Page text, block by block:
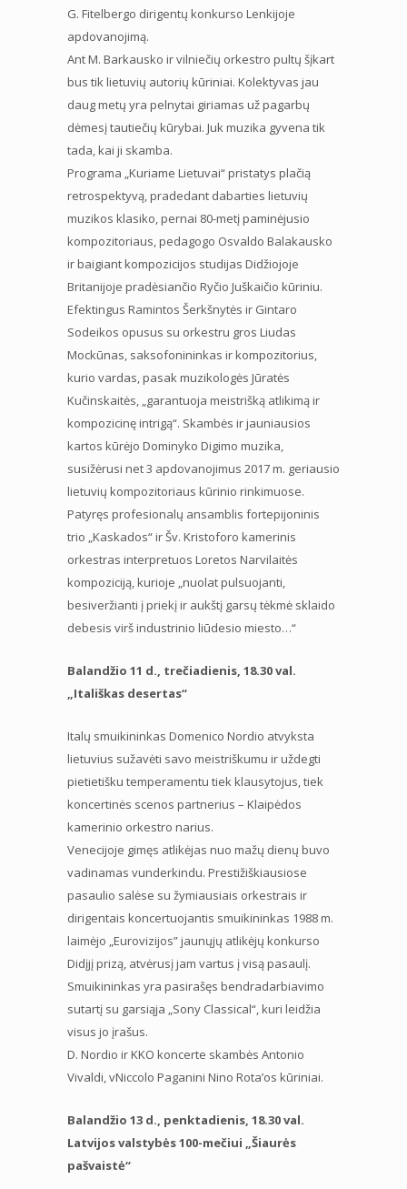
G. Fitelbergo dirigentų konkurso Lenkijoje
apdovanojimą.
Ant M. Barkausko ir vilniečių orkestro pultų šįkart
bus tik lietuvių autorių kūriniai. Kolektyvas jau
daug metų yra pelnytai giriamas už pagarbų
dėmesį tautiečių kūrybai. Juk muzika gyvena tik
tada, kai ji skamba.
Programa „Kuriame Lietuvai“ pristatys plačią
retrospektyvą, pradedant dabarties lietuvių
muzikos klasiko, pernai 80-metį paminėjusio
kompozitoriaus, pedagogo Osvaldo Balakausko
ir baigiant kompozicijos studijas Didžiojoje
Britanijoje pradėsiančio Ryčio Juškaičio kūriniu.
Efektingus Ramintos Šerkšnytės ir Gintaro
Sodeikos opusus su orkestru gros Liudas
Mockūnas, saksofonininkas ir kompozitorius,
kurio vardas, pasak muzikologės Jūratės
Kučinskaitės, „garantuoja meistrišką atlikimą ir
kompozicinę intrigą“. Skambės ir jauniausios
kartos kūrėjo Dominyko Digimo muzika,
susižėrusi net 3 apdovanojimus 2017 m. geriausio
lietuvių kompozitoriaus kūrinio rinkimuose.
Patyręs profesionalų ansamblis fortepijoninis
trio „Kaskados“ ir Šv. Kristoforo kamerinis
orkestras interpretuos Loretos Narvilaitės
kompoziciją, kurioje „nuolat pulsuojanti,
besiveržianti į priekį ir aukštį garsų tėkmė sklaido
debesis virš industrinio liūdesio miesto…“
Balandžio 11 d., trečiadienis, 18.30 val.
„Itališkas desertas“
Italų smuikininkas Domenico Nordio atvyksta
lietuvius sužavėti savo meistriškumu ir uždegti
pietietišku temperamentu tiek klausytojus, tiek
koncertinės scenos partnerius – Klaipėdos
kamerinio orkestro narius.
Venecijoje gimęs atlikėjas nuo mažų dienų buvo
vadinamas vunderkindu. Prestižiškiausiose
pasaulio salėse su žymiausiais orkestrais ir
dirigentais koncertuojantis smuikininkas 1988 m.
laimėjo „Eurovizijos” jaunųjų atlikėjų konkurso
Didįjį prizą, atvėrusį jam vartus į visą pasaulį.
Smuikininkas yra pasirašęs bendradarbiavimo
sutartį su garsiąja „Sony Classical“, kuri leidžia
visus jo įrašus.
D. Nordio ir KKO koncerte skambės Antonio
Vivaldi, vNiccolo Paganini Nino Rota’os kūriniai.
Balandžio 13 d., penktadienis, 18.30 val.
Latvijos valstybės 100-mečiui „Šiaurės
pašvaistė“